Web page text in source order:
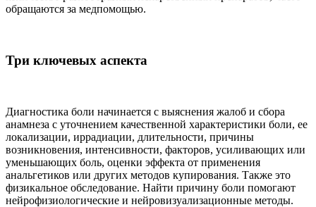
обращаются за медпомощью.
Три ключевых аспекта
Диагностика боли начинается с выяснения жалоб и сбора
анамнеза с уточнением качественной характеристики боли, ее
локализации, иррадиации, длительности, причины
возникновения, интенсивности, факторов, усиливающих или
уменьшающих боль, оценки эффекта от применения
анальгетиков или других методов купирования. Также это
физикальное обследование. Найти причину боли помогают
нейрофизиологические и нейровизуализационные методы.